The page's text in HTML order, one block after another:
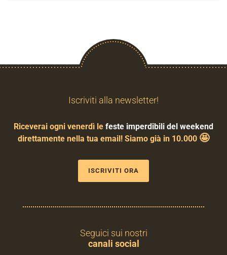
Iscriviti alla newsletter!
Riceverai ogni venerdì le feste imperdibili del weekend
direttamente nella tua email! Siamo già in 10.000 🤩
ISCRIVITI ORA
Seguici sui nostri
canali social